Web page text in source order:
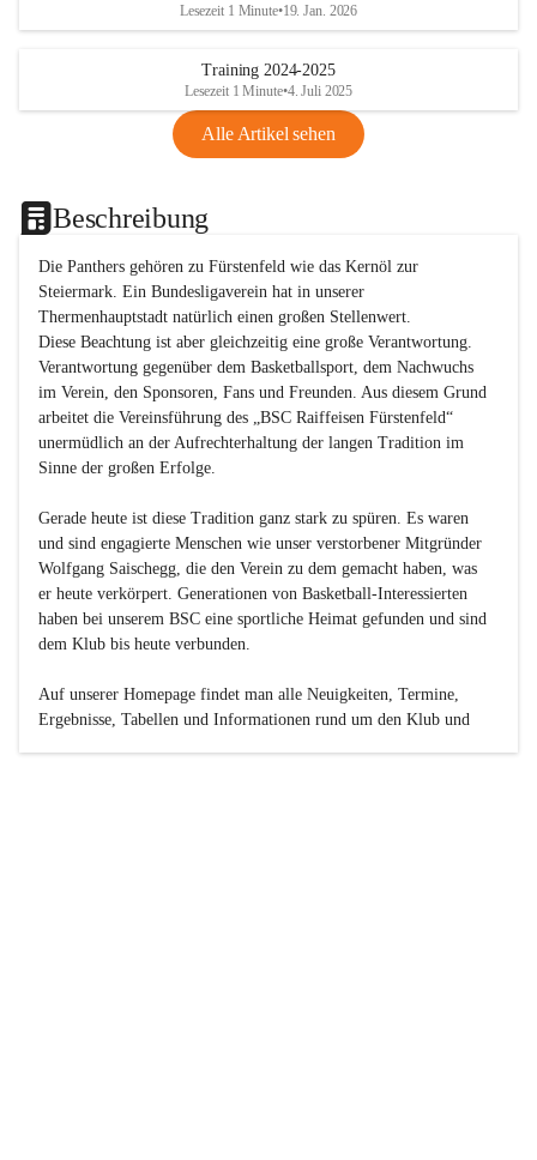
Lesezeit 1 Minute•19. Jan. 2026
Training 2024-2025
Lesezeit 1 Minute•4. Juli 2025
Alle Artikel sehen
Beschreibung
Die Panthers gehören zu Fürstenfeld wie das Kernöl zur
Steiermark. Ein Bundesligaverein hat in unserer
Thermenhauptstadt natürlich einen großen Stellenwert.
Diese Beachtung ist aber gleichzeitig eine große Verantwortung.
Verantwortung gegenüber dem Basketballsport, dem Nachwuchs
im Verein, den Sponsoren, Fans und Freunden. Aus diesem Grund
arbeitet die Vereinsführung des „BSC Raiffeisen Fürstenfeld“
unermüdlich an der Aufrechterhaltung der langen Tradition im
Sinne der großen Erfolge.
Gerade heute ist diese Tradition ganz stark zu spüren. Es waren
und sind engagierte Menschen wie unser verstorbener Mitgründer
Wolfgang Saischegg, die den Verein zu dem gemacht haben, was
er heute verkörpert. Generationen von Basketball-Interessierten
haben bei unserem BSC eine sportliche Heimat gefunden und sind
dem Klub bis heute verbunden.
Auf unserer Homepage findet man alle Neuigkeiten, Termine,
Ergebnisse, Tabellen und Informationen rund um den Klub und